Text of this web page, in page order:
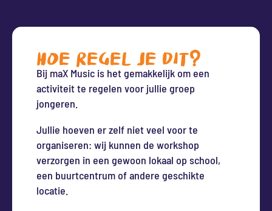
HOE REGEL JE DIT?
Bij maX Music is het gemakkelijk om een
activiteit te regelen voor jullie groep
jongeren.
Jullie hoeven er zelf niet veel voor te
organiseren: wij kunnen de workshop
verzorgen in een gewoon lokaal op school,
een buurtcentrum of andere geschikte
locatie.